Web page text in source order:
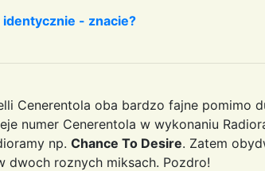
- znacie?
Cenerentola oba bardzo fajne pomimo
numer Cenerentola w wykonaniu
np. Chance To Desire. Zatem
dwoch roznych miksach. Pozdro!